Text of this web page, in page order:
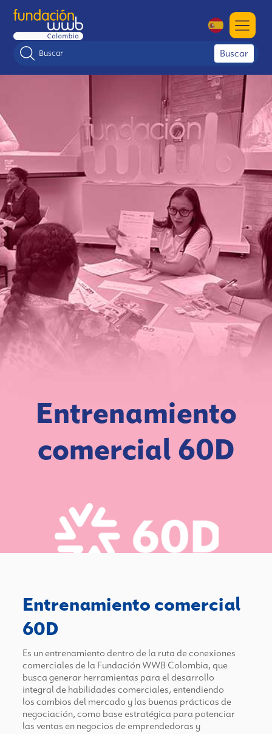
Buscar
Entrenamiento
comercial 60D
Entrenamiento comercial
60D
Es un entrenamiento dentro de la ruta de conexiones
comerciales de la Fundación WWB Colombia, que
busca generar herramientas para el desarrollo
integral de habilidades comerciales, entendiendo
los cambios del mercado y las buenas prácticas de
negociación, como base estratégica para potenciar
las ventas en negocios de emprendedoras y